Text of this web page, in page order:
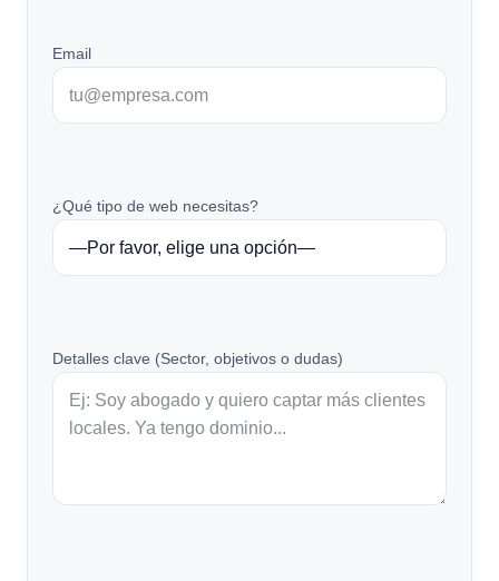
Email
¿Qué tipo de web necesitas?
Detalles clave (Sector, objetivos o dudas)